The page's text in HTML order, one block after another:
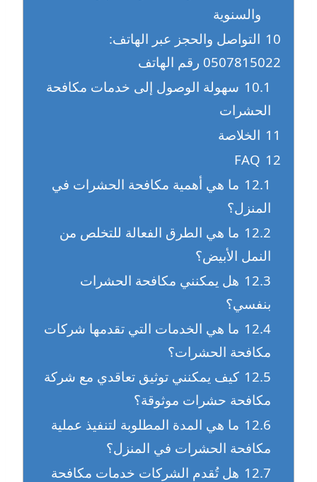
والسنوية
10 التواصل والحجز عبر الهاتف:
0507815022 رقم الهاتف
10.1 سهولة الوصول إلى خدمات مكافحة
الحشرات
11 الخلاصة
12
FAQ
12.1 ما هي أهمية مكافحة الحشرات في
المنزل؟
12.2 ما هي الطرق الفعالة للتخلص من
النمل الأبيض؟
12.3 هل يمكنني مكافحة الحشرات
بنفسي؟
12.4 ما هي الخدمات التي تقدمها شركات
مكافحة الحشرات؟
12.5 كيف يمكنني توثيق تعاقدي مع شركة
مكافحة حشرات موثوقة؟
12.6 ما هي المدة المطلوبة لتنفيذ عملية
مكافحة الحشرات في المنزل؟
12.7 هل تُقدم الشركات خدمات مكافحة